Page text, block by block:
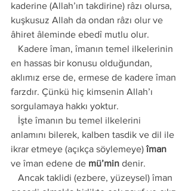
kaderine (Allah’ın takdirine) râzı olursa,
kuşkusuz Allah da ondan râzı olur ve
âhiret âleminde ebedî mutlu olur.
en hassas bir konusu olduğundan,
aklımız erse de, ermese de kadere îman
farzdır. Çünkü hiç kimsenin Allah’ı
sorgulamaya hakkı yoktur.
anlamını bilerek, kalben tasdik ve dil ile
ikrar etmeye (açıkça söylemeye) îman
ve îman edene de mü’min denir.